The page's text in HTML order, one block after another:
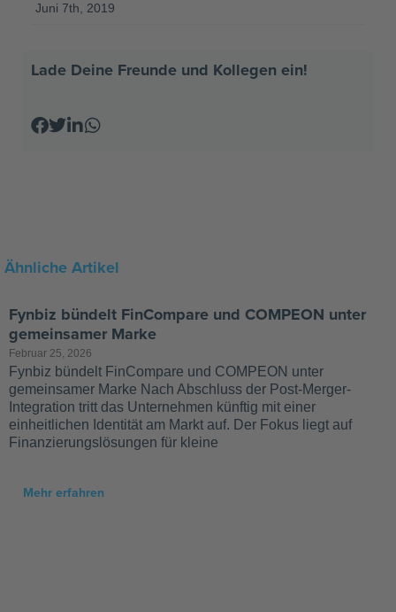
Juni 7th, 2019
Lade Deine Freunde und Kollegen ein!
Ähnliche Artikel
Fynbiz bündelt FinCompare und COMPEON unter
gemeinsamer Marke
Februar 25, 2026
Fynbiz bündelt FinCompare und COMPEON unter
gemeinsamer Marke Nach Abschluss der Post-Merger-
Integration tritt das Unternehmen künftig mit einer
einheitlichen Identität am Markt auf. Der Fokus liegt auf
Finanzierungslösungen für kleine
Mehr erfahren